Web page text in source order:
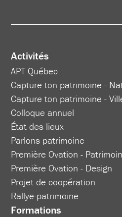
Activités
APT Québec
Capture ton patrimoine -
Capture ton patrimoine -
Colloque annuel
État des lieux
Parlons patrimoine
Première Ovation -
Première Ovation - Design
Projet de coopération
Rallye-patrimoine
Formations